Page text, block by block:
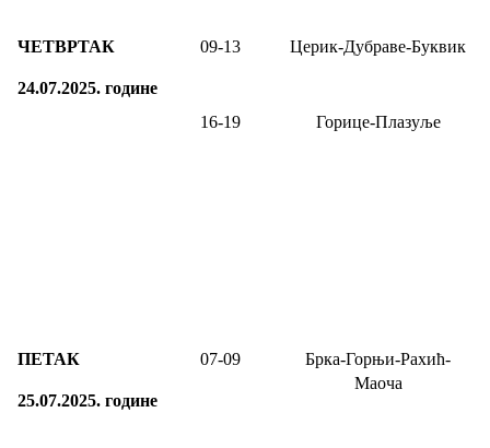
ЧЕТВРТАК
24.07.2025. године
09-13 Церик-Дубраве-Буквик
16-19 Горице-Плазуље
ПЕТАК
25.07.2025. године
07-09
Брка-Горњи-Рахић-
Маоча